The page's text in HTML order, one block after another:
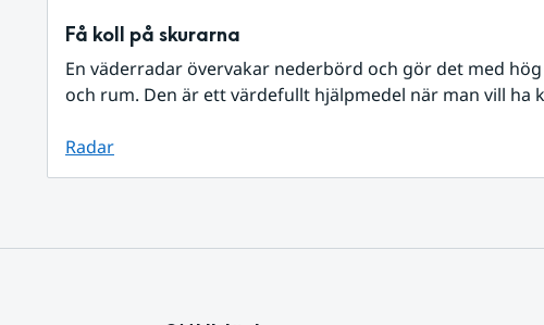
Få koll på skurarna
En väderradar övervakar nederbörd och gör det med
och rum. Den är ett värdefullt hjälpmedel när man vill ha
Radar